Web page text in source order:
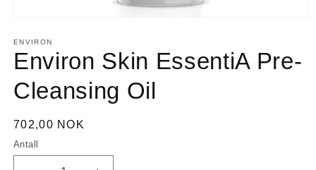
1
i
modal
ENVIRON
Environ Skin EssentiA Pre-
Cleansing Oil
Vanlig
pris
702,00 NOK
Antall